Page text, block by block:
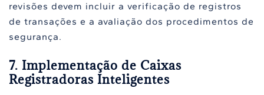
revisões devem incluir a verificação de registros
de transações e a avaliação dos procedimentos de
segurança.
7. Implementação de Caixas
Registradoras Inteligentes